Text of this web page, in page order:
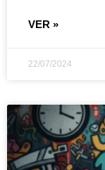
VER »
22/07/2024